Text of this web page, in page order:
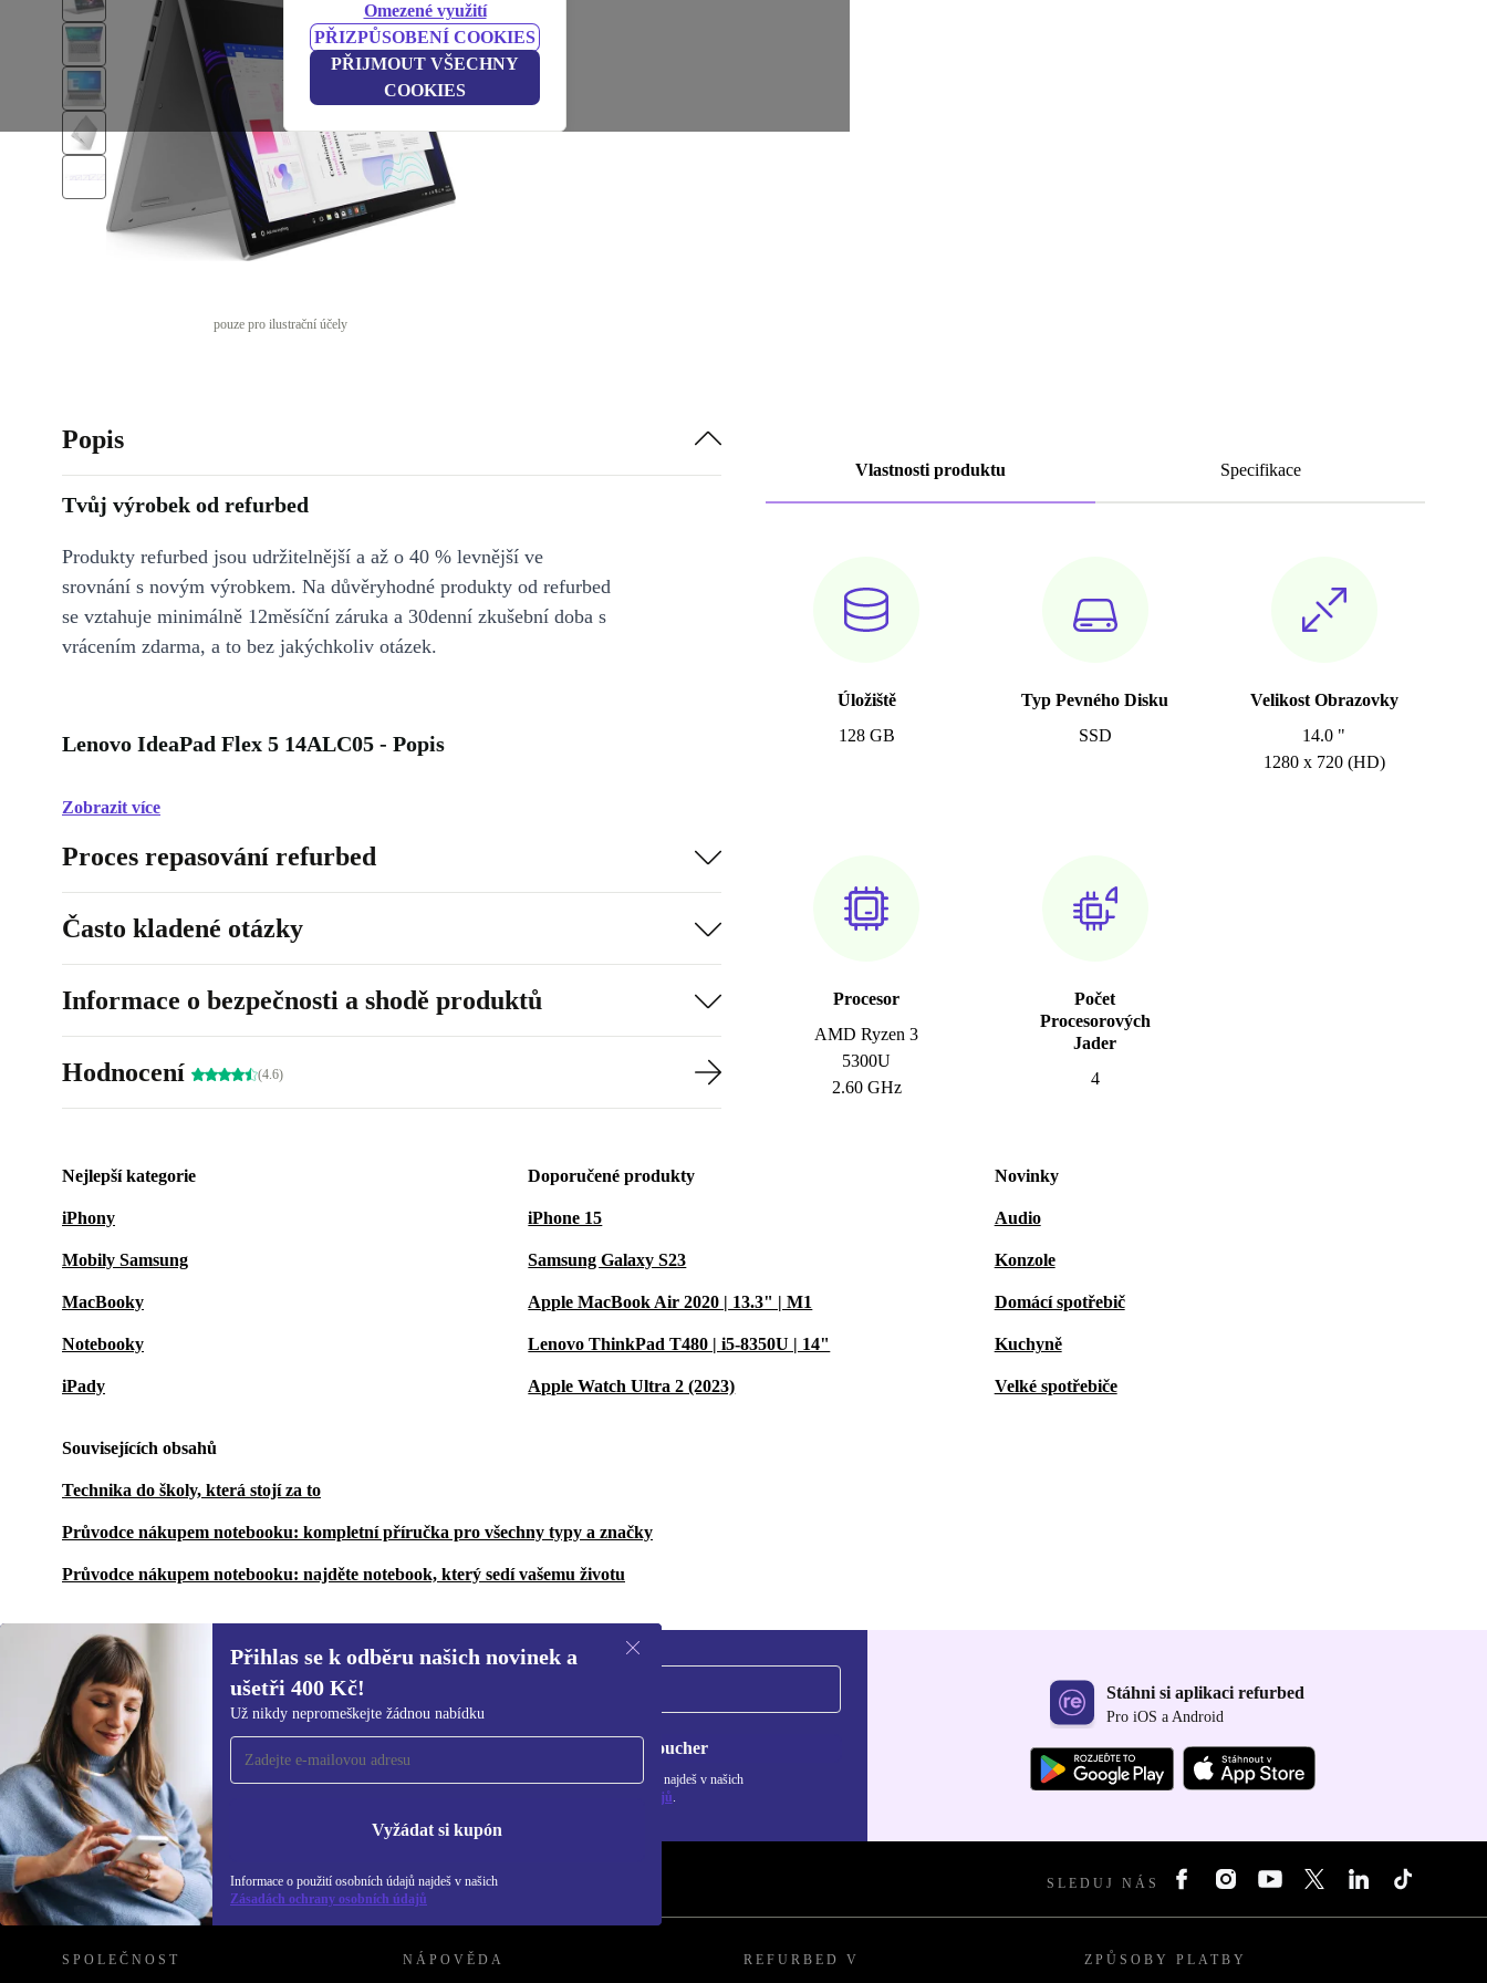
Omezené využití
PŘIZPŮSOBENÍ COOKIES
PŘIJMOUT VŠECHNY
COOKIES
pouze pro ilustrační účely
Vlastnosti produktu Specifikace
Úložiště
128 GB
Typ Pevného Disku
SSD
Velikost Obrazovky
14.0 "
1280 x 720 (HD)
Procesor
AMD Ryzen 3
5300U
2.60 GHz
Počet
Procesorových
Jader
4
Popis
Tvůj výrobek od refurbed
Produkty refurbed jsou udržitelnější a až o 40 % levnější ve
srovnání s novým výrobkem. Na důvěryhodné produkty od refurbed
se vztahuje minimálně 12měsíční záruka a 30denní zkušební doba s
vrácením zdarma, a to bez jakýchkoliv otázek.
Lenovo IdeaPad Flex 5 14ALC05 - Popis
Zobrazit více
Proces repasování refurbed
Často kladené otázky
Informace o bezpečnosti a shodě produktů
Hodnocení (4.6)
Nejlepší kategorie
iPhony
Mobily Samsung
MacBooky
Notebooky
iPady
Doporučené produkty
iPhone 15
Samsung Galaxy S23
Apple MacBook Air 2020 | 13.3" | M1
Lenovo ThinkPad T480 | i5-8350U | 14"
Apple Watch Ultra 2 (2023)
Novinky
Audio
Konzole
Domácí spotřebič
Kuchyně
Velké spotřebiče
Souvisejících obsahů
Technika do školy, která stojí za to
Průvodce nákupem notebooku: kompletní příručka pro všechny typy a značky
Průvodce nákupem notebooku: najděte notebook, který sedí vašemu životu
Přihlas se k odběru našich novinek a
ušetři 400 Kč!
Už nikdy nepromeškejte žádnou nabídku
Vyžádat si kupón
Informace o použití osobních údajů najdeš v našich
Zásadách ochrany osobních údajů
Přihlas se k odběru našich novinek a
ušetři 400 Kč!
Už nikdy nepromeškej žádnou nabídku.
Chci voucher
Informace o použití osobních údajů najdeš v našich
Zásadách ochrany osobních údajů.
Stáhni si aplikaci refurbed
Pro iOS a Android
REFURBED ČESKO - RETHINK NEW. SLEDUJ NÁS
SPOLEČNOST NÁPOVĚDA REFURBED V ZPŮSOBY PLATBY